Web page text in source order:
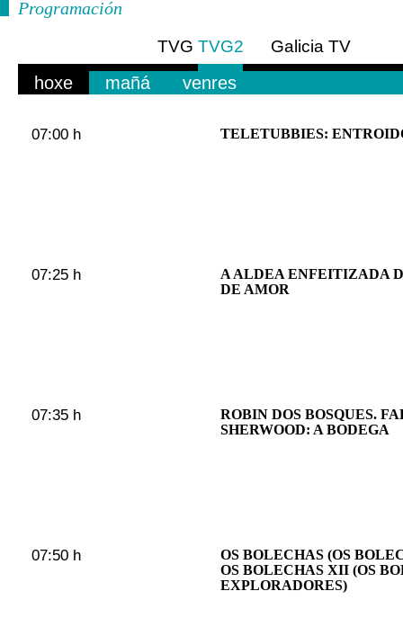
Programación
TVG TVG2
Galicia TV
hoxe mañá venres
07:00 h TELETUBBIES:
07:25 h
A ALDEA ENFEITIZADA
DE AMOR
07:35 h
ROBIN DOS BOSQUES.
SHERWOOD: A BODEGA
07:50 h
OS BOLECHAS (OS
OS BOLECHAS XII (OS
EXPLORADORES)